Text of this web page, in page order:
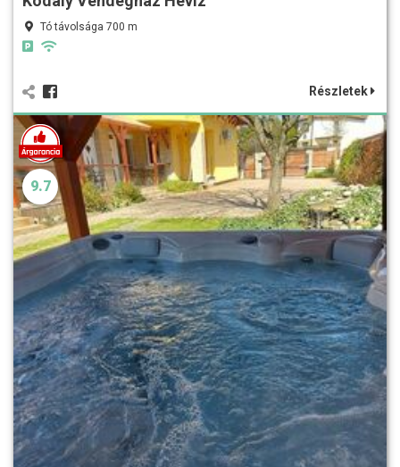
Tó távolsága 700 m
Részletek
9.7